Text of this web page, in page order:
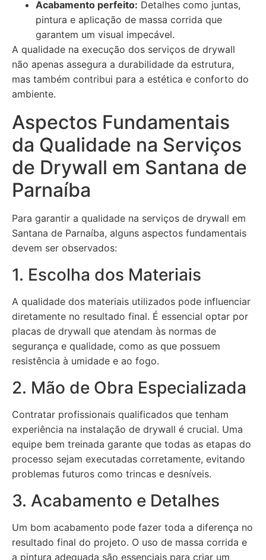
Acabamento perfeito: Detalhes como juntas,
pintura e aplicação de massa corrida que
garantem um visual impecável.
A qualidade na execução dos serviços de drywall
não apenas assegura a durabilidade da estrutura,
mas também contribui para a estética e conforto do
ambiente.
Aspectos Fundamentais
da Qualidade na Serviços
de Drywall em Santana de
Parnaíba
Para garantir a qualidade na serviços de drywall em
Santana de Parnaíba, alguns aspectos fundamentais
devem ser observados:
1. Escolha dos Materiais
A qualidade dos materiais utilizados pode influenciar
diretamente no resultado final. É essencial optar por
placas de drywall que atendam às normas de
segurança e qualidade, como as que possuem
resistência à umidade e ao fogo.
2. Mão de Obra Especializada
Contratar profissionais qualificados que tenham
experiência na instalação de drywall é crucial. Uma
equipe bem treinada garante que todas as etapas do
processo sejam executadas corretamente, evitando
problemas futuros como trincas e desníveis.
3. Acabamento e Detalhes
Um bom acabamento pode fazer toda a diferença no
resultado final do projeto. O uso de massa corrida e
a pintura adequada são essenciais para criar um